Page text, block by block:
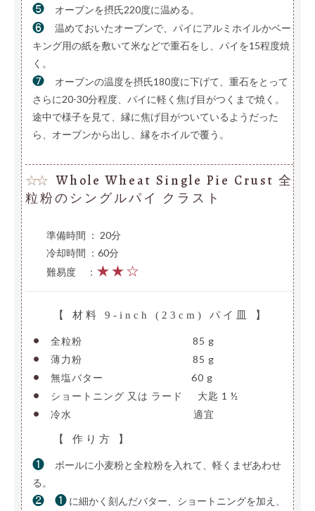
❺ オーブンを摂氏220度に温める。
❻
温めておいたオーブンで、パイにアルミホイルかベー
キング用の紙を敷いて米などで重石をし、パイを15程度焼
く。
❼
オーブンの温度を摂氏180度に下げて、重石をとって
さらに20-30分程度、パイに軽く焦げ目がつくまで焼く。
途中で様子を見て、縁に焦げ目がついているようだった
ら、オーブンから出し、縁をホイルで覆う。
☆☆
Whole Wheat Single Pie Crust 全
粒粉のシングルパイ クラスト
準備時間 ： 20分
冷却時間 ：60分
難易度
： ★★☆
【 材料 9-inch (23cm) パイ皿 】
• 全粒粉 85 g
• 薄力粉 85 g
• 無塩バター 60 g
• ショートニング 又は ラード 大匙 1 ½
• 冷水 適宜
【 作り方 】
❶
ボールに小麦粉と全粒粉を入れて、軽くまぜあわせ
る。
❷ ❶ に細かく刻んだバター、ショートニングを加え、